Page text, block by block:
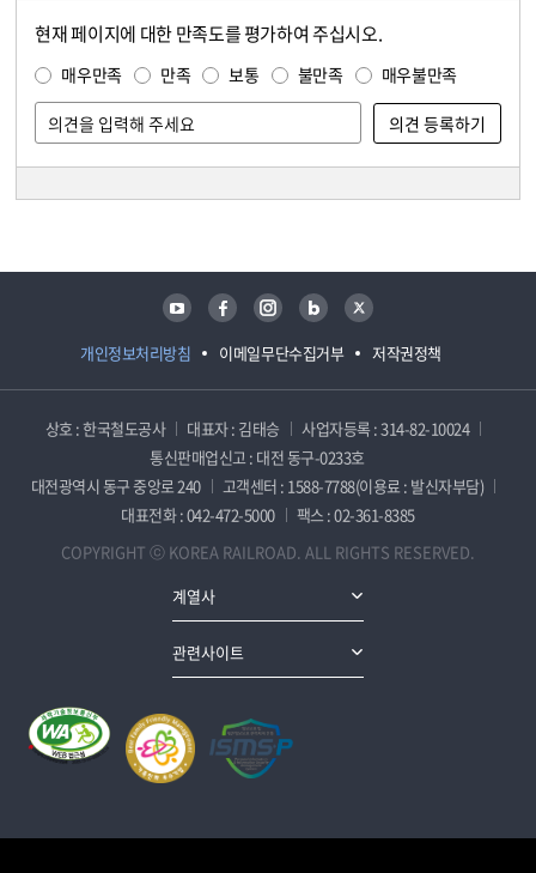
현재 페이지에 대한 만족도를 평가하여 주십시오.
매우만족 만족 보통 불만족 매우불만족
개인정보처리방침 이메일무단수집거부 저작권정책
유튜브 페이스북 인스타그램 블로그 트위터
상호 : 한국철도공사 대표자 : 김태승
사업자등록 : 314-82-10024
통신판매업신고 : 대전 동구-0233호
대전광역시 동구 중앙로 240
고객센터 : 1588-7788(이용료 : 발신자부담)
대표전화 : 042-472-5000
팩스 : 02-361-8385
COPYRIGHT ⓒ KOREA RAILROAD. ALL RIGHTS RESERVED.
계열사
관련사이트